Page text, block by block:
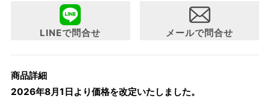
について詳細をお知りになりたい方はお問い合わせくださ
LINEで問合せ メールで問合せ
商品詳細
2026年8月1日より価格を改定いたしました。